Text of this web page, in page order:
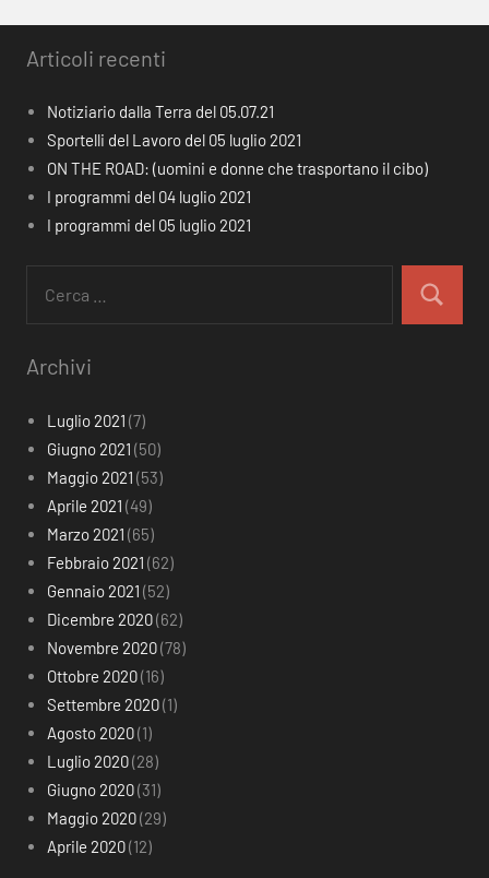
Articoli recenti
Notiziario dalla Terra del 05.07.21
Sportelli del Lavoro del 05 luglio 2021
ON THE ROAD: (uomini e donne che trasportano il cibo)
I programmi del 04 luglio 2021
I programmi del 05 luglio 2021
per:
Cerca
Archivi
Luglio 2021 (7)
Giugno 2021 (50)
Maggio 2021 (53)
Aprile 2021 (49)
Marzo 2021 (65)
Febbraio 2021 (62)
Gennaio 2021 (52)
Dicembre 2020(62)
Novembre 2020(78)
Ottobre 2020(16)
Settembre 2020(1)
Agosto 2020(1)
Luglio 2020(28)
Giugno 2020(31)
Maggio 2020(29)
Aprile 2020(12)